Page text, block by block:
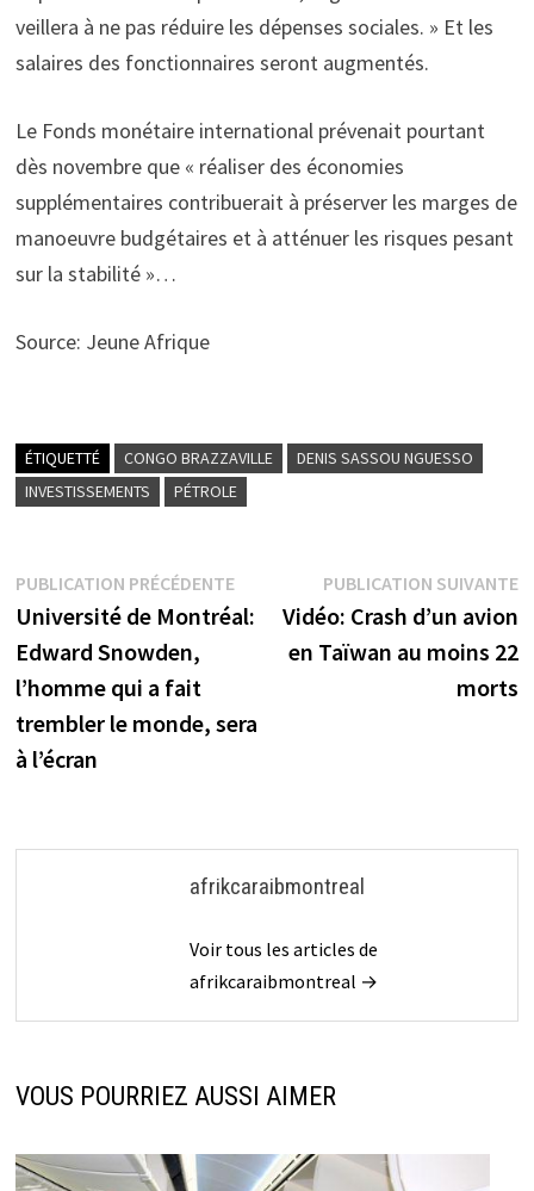
veillera à ne pas réduire les dépenses sociales. » Et les
salaires des fonctionnaires seront augmentés.
Le Fonds monétaire international prévenait pourtant
dès novembre que « réaliser des économies
supplémentaires contribuerait à préserver les marges de
manoeuvre budgétaires et à atténuer les risques pesant
sur la stabilité »…
Source: Jeune Afrique
ÉTIQUETTÉ CONGO BRAZZAVILLE
DENIS SASSOU NGUESSO
INVESTISSEMENTS
PÉTROLE
Navigation
de
l’article
PUBLICATION PRÉCÉDENTEPublication
précédente :
Université de Montréal:
Edward Snowden,
l’homme qui a fait
trembler le monde, sera
à l’écran
PUBLICATION SUIVANTE
Vidéo: Crash d’un avion
en Taïwan au moins 22
morts
afrikcaraibmontreal
Voir tous les articles de
afrikcaraibmontreal →
VOUS POURRIEZ AUSSI AIMER